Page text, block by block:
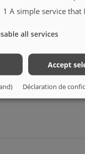
en position de chargement.
en cas d’actionnement des
sein de l’entreprise avec
exploitation en
1 A simple service
all services
Accept
Déclaration de